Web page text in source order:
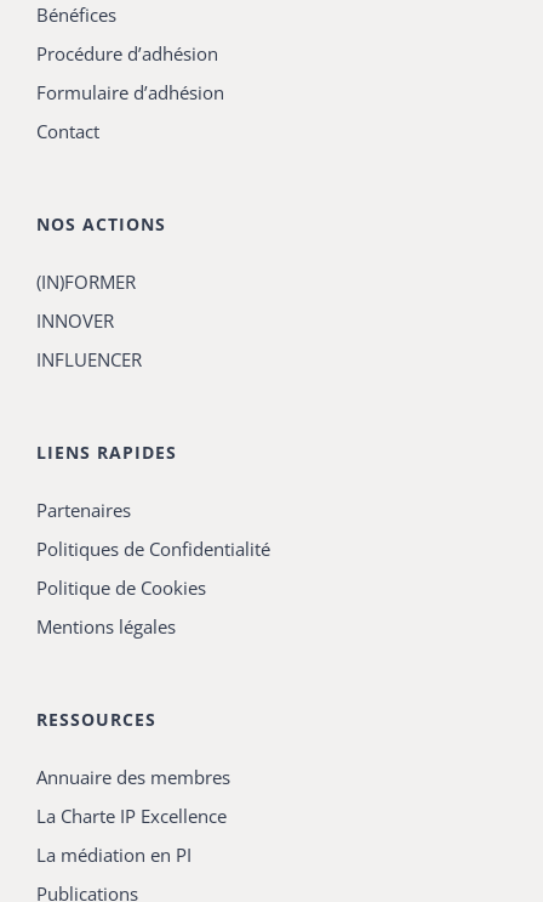
Bénéfices
Procédure d’adhésion
Formulaire d’adhésion
Contact
NOS ACTIONS
(IN)FORMER
INNOVER
INFLUENCER
LIENS RAPIDES
Partenaires
Politiques de Confidentialité
Politique de Cookies
Mentions légales
RESSOURCES
Annuaire des membres
La Charte IP Excellence
La médiation en PI
Publications